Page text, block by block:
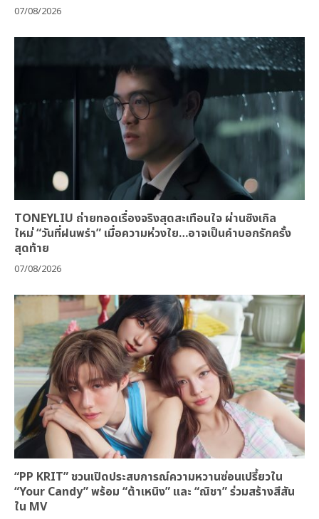
07/08/2026
TONEYLIU ถ่ายทอดเรื่องจริงสุดสะเทือนใจ ผ่านซิงเกิล
ใหม่ “วันที่ฝนพรำ” เมื่อความห่วงใย…อาจเป็นคำบอกรักครั้ง
สุดท้าย
07/08/2026
“PP KRIT” ชวนเปิดประสบการณ์ความหวานซ่อนเปรี้ยวใน
“Your Candy” พร้อม “ต้าเหนิง” และ “ณิชา” ร่วมสร้างสีสัน
ใน MV